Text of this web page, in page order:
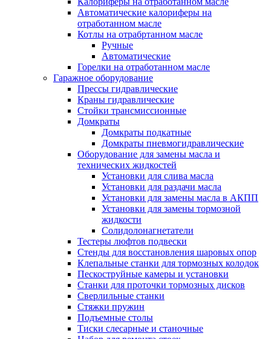
Автоматические калориферы на
отработанном масле
Котлы на отрабртанном масле
Ручные
Автоматические
Горелки на отработанном масле
Гаражное оборудование
Прессы гидравлические
Краны гидравлические
Стойки трансмиссионные
Домкраты
Домкраты подкатные
Домкраты пневмогидравлические
Оборудование для замены масла и
технических жидкостей
Установки для слива масла
Установки для раздачи масла
Установки для замены масла в АКПП
Установки для замены тормозной
жидкости
Солидолонагнетатели
Тестеры люфтов подвески
Стенды для восстановления шаровых опор
Клепальные станки для тормозных колодок
Пескоструйные камеры и установки
Станки для проточки тормозных дисков
Сверлильные станки
Стяжки пружин
Подъемные столы
Тиски слесарные и станочные